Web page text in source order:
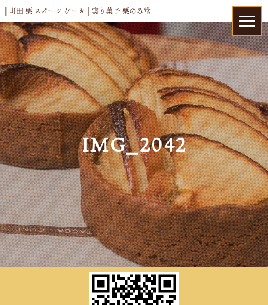
| 町田 栗 スイーツ ケーキ | 実り菓子 栗のみ堂
IMG_2042